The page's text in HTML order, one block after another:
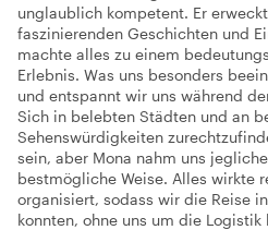
unglaublich kompetent. Er
faszinierenden Geschichten und
machte alles zu einem
Erlebnis. Was uns besonders
und entspannt wir uns während
Sich in belebten Städten und an
Sehenswürdigkeiten
sein, aber Mona nahm uns
bestmögliche Weise. Alles wirkte
organisiert, sodass wir die Reise
konnten, ohne uns um die Logistik